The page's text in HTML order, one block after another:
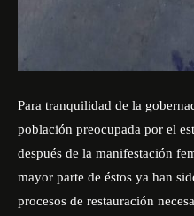
Para tranquilidad de la
población preocupada por el
después de la manifestación
mayor parte de éstos ya han
procesos de restauración